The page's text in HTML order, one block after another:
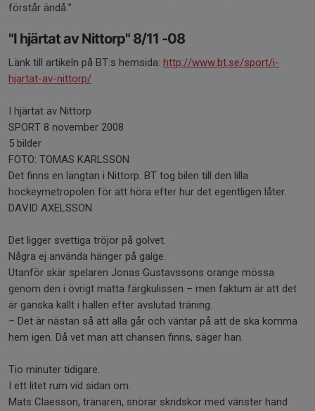
förstår ändå.”
"I hjärtat av Nittorp" 8/11 -08
Länk till artikeln på BT:s hemsida: http://www.bt.se/sport/i-
hjartat-av-nittorp/
I hjärtat av Nittorp
SPORT 8 november 2008
5 bilder
FOTO: TOMAS KARLSSON
Det finns en längtan i Nittorp. BT tog bilen till den lilla
hockeymetropolen för att höra efter hur det egentligen låter.
DAVID AXELSSON
Det ligger svettiga tröjor på golvet.
Några ej använda hänger på galge.
Utanför skär spelaren Jonas Gustavssons orange mössa
genom den i övrigt matta färgkulissen – men faktum är att det
är ganska kallt i hallen efter avslutad träning.
– Det är nästan så att alla går och väntar på att de ska komma
hem igen. Då vet man att chansen finns, säger han.
Tio minuter tidigare.
I ett litet rum vid sidan om.
Mats Claesson, tränaren, snörar skridskor med vänster hand